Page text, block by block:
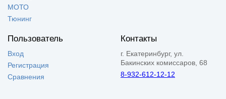
МОТО
Тюнинг
Пользователь
Вход
Регистрация
Сравнения
Контакты
г. Екатеринбург, ул.
Бакинских комиссаров, 68
8-932-612-12-12